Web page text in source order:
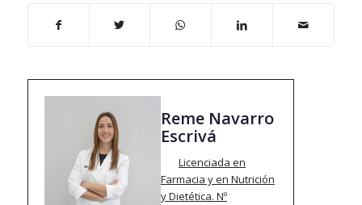
Reme Navarro
Escrivá
Licenciada en
Farmacia y en Nutrición
y Dietética. Nº